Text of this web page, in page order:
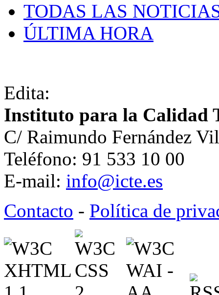
TODAS LAS
ÚLTIMA HORA
Edita:
Instituto para la Calidad
C/ Raimundo Fernández
Teléfono: 91 533 10 00
E-mail: info@icte.es
Contacto - Política de